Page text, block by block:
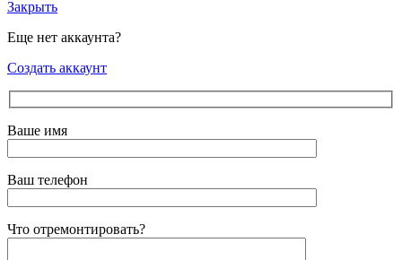
Закрыть
Еще нет аккаунта?
Создать аккаунт
Ваше имя
Ваш телефон
Что отремонтировать?